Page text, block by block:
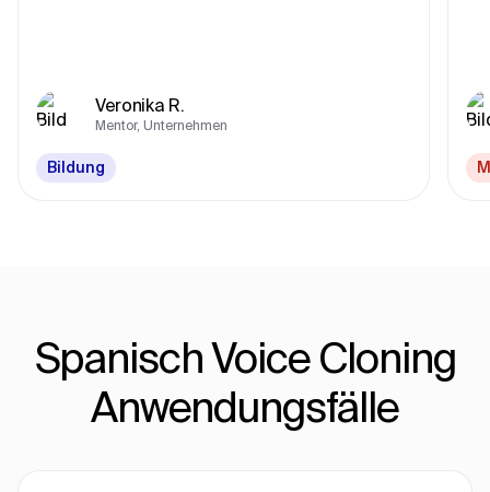
Veronika R.
Mentor, Unternehmen
Bildung
Spanisch Voice Cloning
Anwendungsfälle